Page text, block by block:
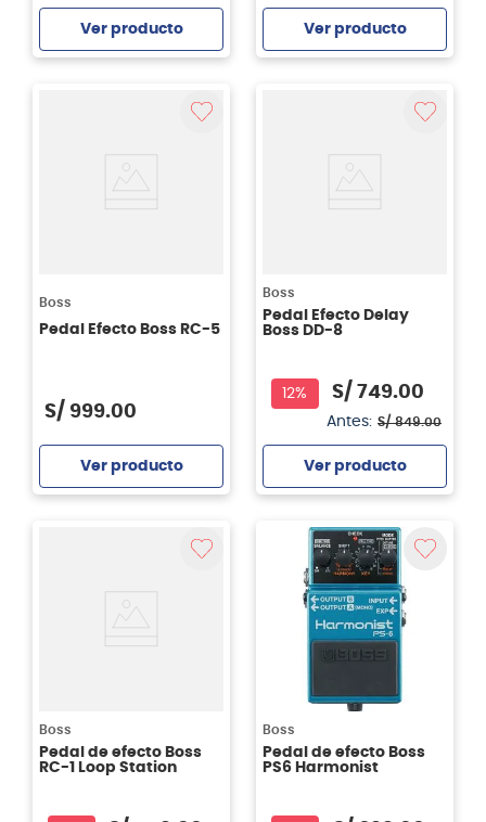
Ver producto Ver producto
Boss
Pedal Efecto Boss RC-5
S/ 999.00
Ver producto
Boss
Pedal Efecto Delay
Boss DD-8
12% S/ 749.00
Antes: S/ 849.00
Ver producto
Boss
Pedal de efecto Boss
RC-1 Loop Station
Boss
Pedal de efecto Boss
PS6 Harmonist